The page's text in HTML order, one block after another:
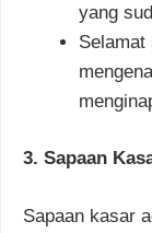
yang
Selamat
3. Sapaan
Sapaan kasar